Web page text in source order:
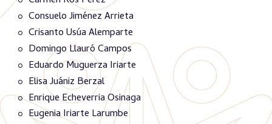
Consuelo Jiménez Arrieta
Crisanto Usúa Alemparte
Domingo Llauró Campos
Eduardo Muguerza Iriarte
Elisa Juániz Berzal
Enrique Echeverria Osinaga
Eugenia Iriarte Larumbe